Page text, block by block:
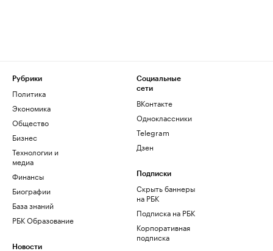
Рубрики
Политика
Экономика
Общество
Бизнес
Технологии и
медиа
Финансы
Биографии
База знаний
РБК Образование
Новости
Социальные
сети
ВКонтакте
Одноклассники
Telegram
Дзен
Подписки
Скрыть баннеры
на РБК
Подписка на РБК
Корпоративная
подписка